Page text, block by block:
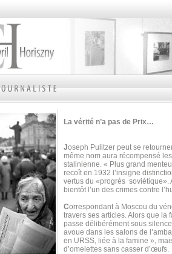
La vérité n’a pas de Prix…
Joseph Pulitzer peut se
même nom aura récompensé
stalinienne. « Plus grand
recoît en 1932 l’insigne
vertus du «progrès soviétique».
bientôt l’un des crimes contre
Correspondant à Moscou du
travers ses articles. Alors que la
passe délibérément sous
avoue dans les salons de
en URSS, liée à la famine »,
d’omelettes sans casser d’œufs.